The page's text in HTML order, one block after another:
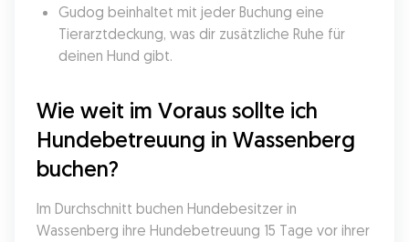
Gudog beinhaltet mit jeder Buchung eine
Tierarztdeckung, was dir zusätzliche Ruhe für
deinen Hund gibt.
Wie weit im Voraus sollte ich
Hundebetreuung in Wassenberg
buchen?
Im Durchschnitt buchen Hundebesitzer in
Wassenberg ihre Hundebetreuung 15 Tage vor ihrer